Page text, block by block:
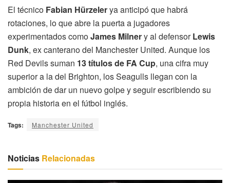
El técnico Fabian Hürzelerya anticipó que habrá
rotaciones, lo que abre la puerta a jugadores
experimentados comoJames Milnery al defensorLewis
Dunk, ex canterano del Manchester United. Aunque los
Red Devils suman 13 títulos de FA Cup, una cifra muy
superior a la del Brighton, los Seagulls llegan con la
ambición de dar un nuevo golpe y seguir escribiendo su
propia historia en el fútbol inglés.
Tags: Manchester United
Noticias Relacionadas